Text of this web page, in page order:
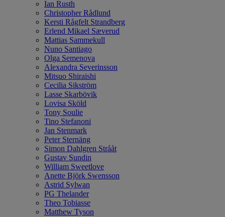
Ian Rusth
Christopher Rådlund
Kersti Rågfelt Strandberg
Erlend Mikael Sæverud
Mattias Sammekull
Nuno Santiago
Olga Semenova
Alexandra Severinsson
Mitsuo Shiraishi
Cecilia Sikström
Lasse Skarbövik
Lovisa Sköld
Tony Soulie
Tino Stefanoni
Jan Stenmark
Peter Sternäng
Simon Dahlgren Strååt
Gustav Sundin
William Sweetlove
Anette Björk Swensson
Astrid Sylwan
PG Thelander
Theo Tobiasse
Matthew Tyson